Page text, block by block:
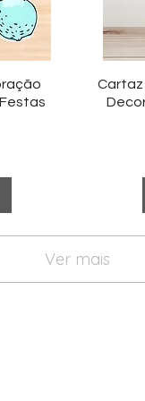
Cartaz
Ver mais